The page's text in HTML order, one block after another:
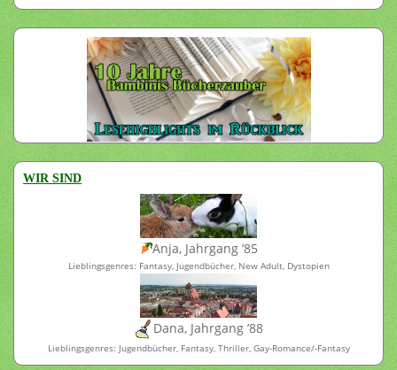
WIR SIND
Anja, Jahrgang ’85
Lieblingsgenres: Fantasy, Jugendbücher, New Adult, Dystopien
Dana, Jahrgang ’88
Lieblingsgenres: Jugendbücher, Fantasy, Thriller, Gay-Romance/-Fantasy